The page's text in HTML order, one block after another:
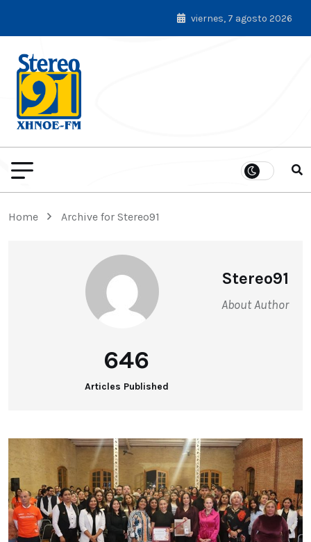
viernes, 7 agosto 2026
Home Archive for Stereo91
Stereo91
About Author
646
Articles Published